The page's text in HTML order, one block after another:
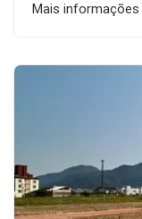
Mais informações